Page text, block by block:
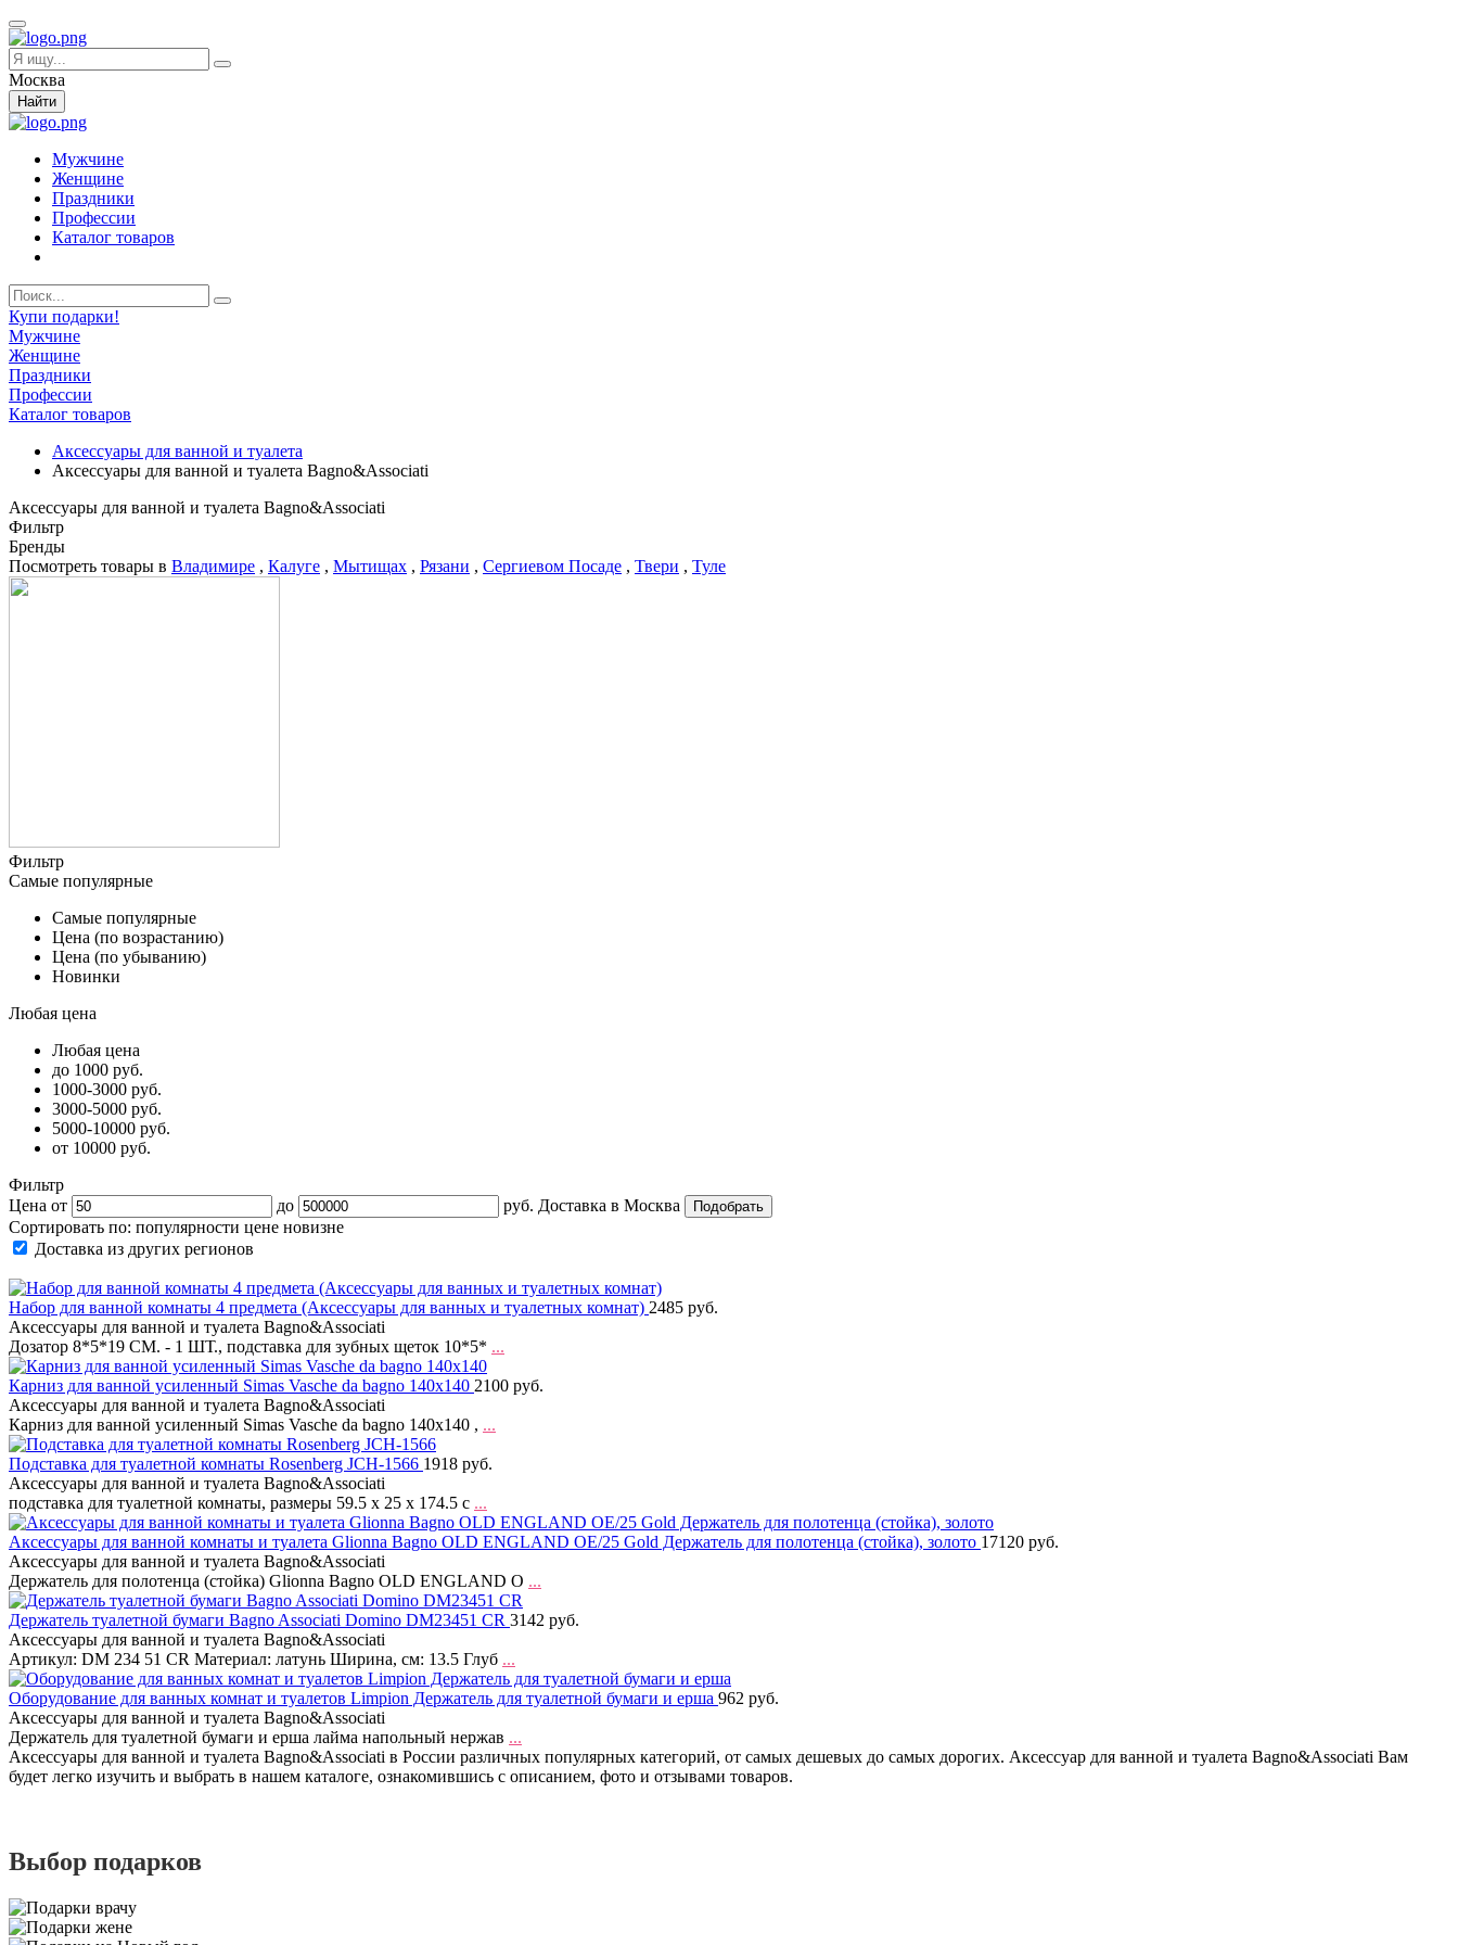
Москва
Найти
Мужчине
Женщине
Праздники
Профессии
Каталог товаров
Купи подарки!
Мужчине
Женщине
Праздники
Профессии
Каталог товаров
Аксессуары для ванной и туалета
Аксессуары для ванной и туалета Bagno&Associati
Аксессуары для ванной и туалета Bagno&Associati
Фильтр
Бренды
Посмотреть товары в Владимире , Калуге , Мытищах , Рязани , Сергиевом Посаде , Твери , Туле
Фильтр
Самые популярные
Самые популярные
Цена (по возрастанию)
Цена (по убыванию)
Новинки
Любая цена
Любая цена
до 1000 руб.
1000-3000 руб.
3000-5000 руб.
5000-10000 руб.
от 10000 руб.
Фильтр
Цена от
до руб. Доставка в Москва
Сортировать по: популярности цене новизне
Доставка из других регионов
Набор для ванной комнаты 4 предмета (Аксессуары для ванных и туалетных комнат) 2485 руб.
Аксессуары для ванной и туалета Bagno&Associati
Дозатор 8*5*19 СМ. - 1 ШТ., подставка для зубных щеток 10*5* ...
Карниз для ванной усиленный Simas Vasche da bagno 140x140 2100 руб.
Аксессуары для ванной и туалета Bagno&Associati
Карниз для ванной усиленный Simas Vasche da bagno 140x140 , ...
Подставка для туалетной комнаты Rosenberg JCH-1566 1918 руб.
Аксессуары для ванной и туалета Bagno&Associati
подставка для туалетной комнаты, размеры 59.5 х 25 х 174.5 с ...
Аксессуары для ванной комнаты и туалета Glionna Bagno OLD ENGLAND OE/25 Gold Держатель для полотенца (стойка), золото 17120 руб.
Аксессуары для ванной и туалета Bagno&Associati
Держатель для полотенца (стойка) Glionna Bagno OLD ENGLAND O ...
Держатель туалетной бумаги Bagno Associati Domino DM23451 CR 3142 руб.
Аксессуары для ванной и туалета Bagno&Associati
Артикул: DM 234 51 CR Материал: латунь Ширина, см: 13.5 Глуб ...
Оборудование для ванных комнат и туалетов Limpion Держатель для туалетной бумаги и ерша 962 руб.
Аксессуары для ванной и туалета Bagno&Associati
Держатель для туалетной бумаги и ерша лайма напольный нержав ...
Аксессуары для ванной и туалета Bagno&Associati в России различных популярных категорий, от самых дешевых до самых дорогих. Аксессуар для ванной и туалета Bagno&Associati Вам
будет легко изучить и выбрать в нашем каталоге, ознакомившись с описанием, фото и отзывами товаров.
Выбор подарков